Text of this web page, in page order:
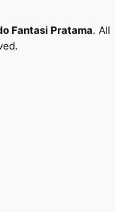
Fantasi Pratama. All